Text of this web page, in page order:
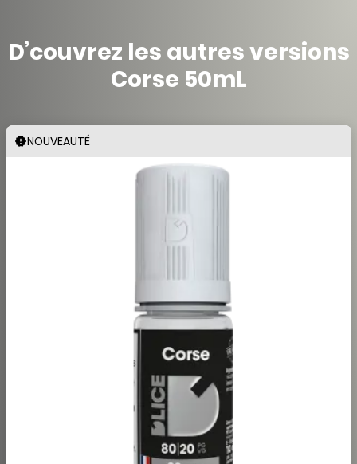
D’couvrez les autres versions
Corse 50mL
NOUVEAUTÉ